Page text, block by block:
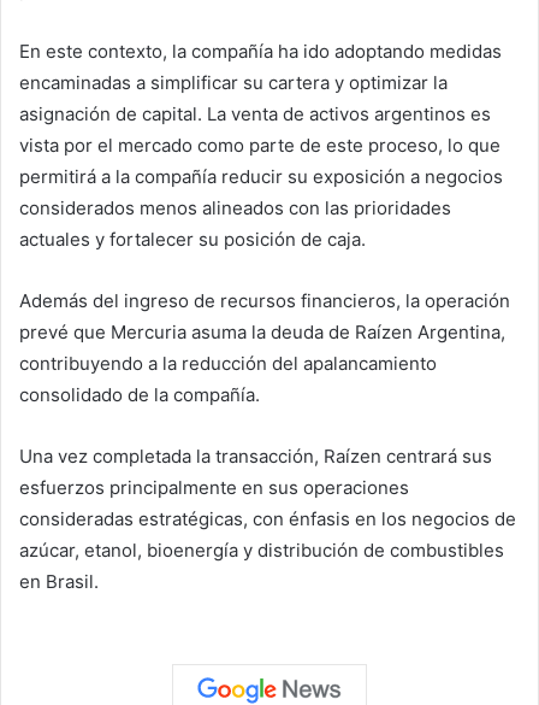
En este contexto, la compañía ha ido adoptando medidas
encaminadas a simplificar su cartera y optimizar la
asignación de capital. La venta de activos argentinos es
vista por el mercado como parte de este proceso, lo que
permitirá a la compañía reducir su exposición a negocios
considerados menos alineados con las prioridades
actuales y fortalecer su posición de caja.
Además del ingreso de recursos financieros, la operación
prevé que Mercuria asuma la deuda de Raízen Argentina,
contribuyendo a la reducción del apalancamiento
consolidado de la compañía.
Una vez completada la transacción, Raízen centrará sus
esfuerzos principalmente en sus operaciones
consideradas estratégicas, con énfasis en los negocios de
azúcar, etanol, bioenergía y distribución de combustibles
en Brasil.